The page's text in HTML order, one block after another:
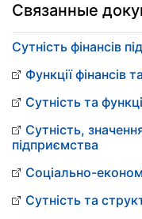
Связанные
Сутність фінансів
Функції фінансів
Сутність та
Сутність,
підприємства
Соціально-
Сутність та